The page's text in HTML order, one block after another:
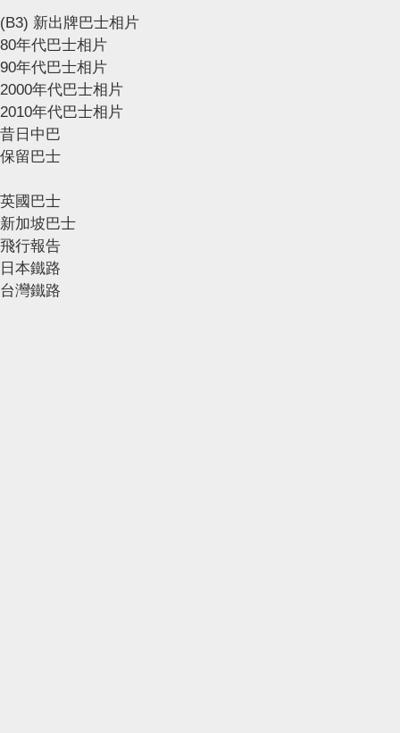
(B3) 新出牌巴士相片
80年代巴士相片
90年代巴士相片
2000年代巴士相片
2010年代巴士相片
昔日中巴
保留巴士
英國巴士
新加坡巴士
飛行報告
日本鐵路
台灣鐵路